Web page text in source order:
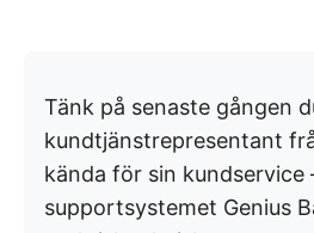
Tänk på senaste gången
kundtjänstrepresentant
kända för sin kundservice
supportsystemet Genius